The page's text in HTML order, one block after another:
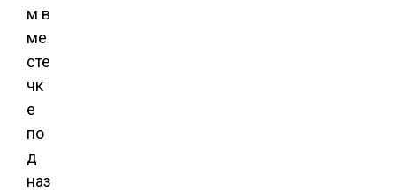
м в
ме
сте
чк
е
по
д
наз